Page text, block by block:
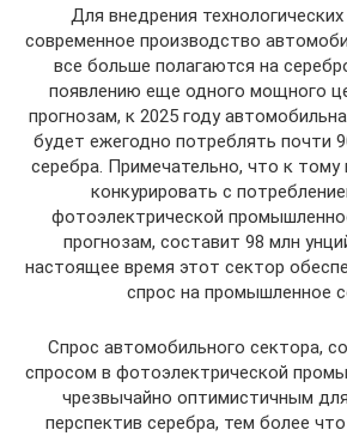
Для внедрения
современное производство
все больше полагаются на
появлению еще одного мощного
прогнозам, к 2025 году
будет ежегодно потреблять почти
серебра. Примечательно, что к тому
конкурировать с
фотоэлектрической
прогнозам, составит 98 млн
настоящее время этот сектор
спрос на промышленное
Спрос автомобильного сектора,
спросом в фотоэлектрической
чрезвычайно оптимистичным
перспектив серебра, тем более